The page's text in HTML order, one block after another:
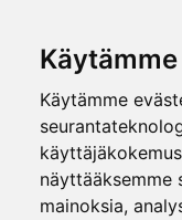
Käytämme
näyttääksemme
mainoksia,